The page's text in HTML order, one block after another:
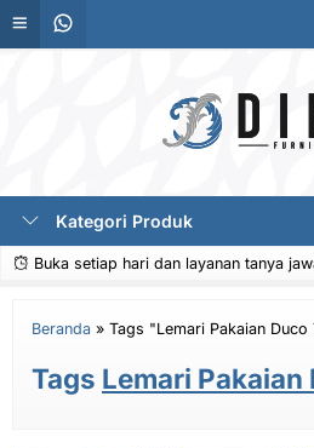
Kategori Produk
Buka setiap hari dan layanan tanya
Beranda » Tags "Lemari Pakaian Duco
Tags Lemari Pakaian